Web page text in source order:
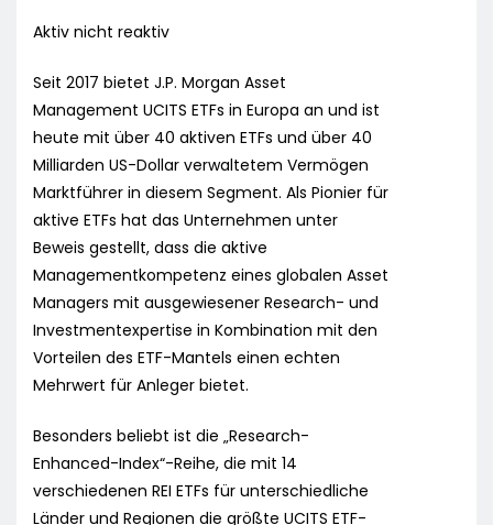
Aktiv nicht reaktiv
Seit 2017 bietet J.P. Morgan Asset
Management UCITS ETFs in Europa an und ist
heute mit über 40 aktiven ETFs und über 40
Milliarden US-Dollar verwaltetem Vermögen
Marktführer in diesem Segment. Als Pionier für
aktive ETFs hat das Unternehmen unter
Beweis gestellt, dass die aktive
Managementkompetenz eines globalen Asset
Managers mit ausgewiesener Research- und
Investmentexpertise in Kombination mit den
Vorteilen des ETF-Mantels einen echten
Mehrwert für Anleger bietet.
Besonders beliebt ist die „Research-
Enhanced-Index“-Reihe, die mit 14
verschiedenen REI ETFs für unterschiedliche
Länder und Regionen die größte UCITS ETF-